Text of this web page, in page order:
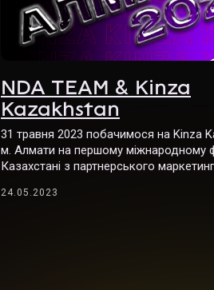
NDA TEAM & Kinza
Kazakhstan
31 травня 2023 побачимося на Kinza
м. Алмати на першому міжнародному
Казахстані з партнерського
24.05.2023